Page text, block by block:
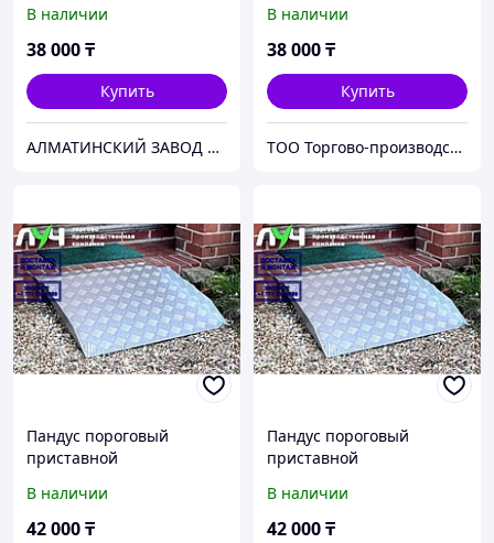
В наличии
38 000₸
Купить
АЛМАТИНСКИЙ ЗАВОД ПОДЪЕМНОГО ОБОРУДОВАНИЯ
В наличии
38 000₸
Купить
ТОО Торгово-производственная компания "ЛУЧ"
Пандус пороговый
приставной
В наличии
42 000₸
Пандус пороговый
приставной
В наличии
42 000₸